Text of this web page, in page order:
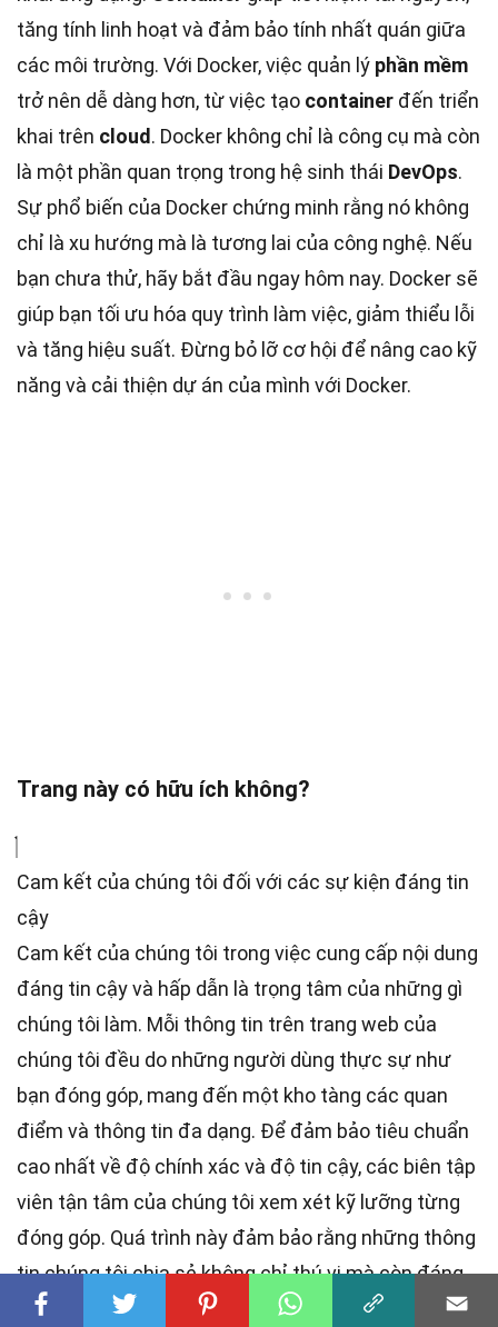
tăng tính linh hoạt và đảm bảo tính nhất quán giữa
các môi trường. Với Docker, việc quản lý phần mềm
trở nên dễ dàng hơn, từ việc tạo container đến triển
khai trên cloud . Docker không chỉ là công cụ mà còn
là một phần quan trọng trong hệ sinh thái DevOps.
Sự phổ biến của Docker chứng minh rằng nó không
chỉ là xu hướng mà là tương lai của công nghệ. Nếu
bạn chưa thử, hãy bắt đầu ngay hôm nay. Docker sẽ
giúp bạn tối ưu hóa quy trình làm việc, giảm thiểu lỗi
và tăng hiệu suất. Đừng bỏ lỡ cơ hội để nâng cao kỹ
năng và cải thiện dự án của mình với Docker.
Trang này có hữu ích không?
Cam kết của chúng tôi đối với các sự kiện đáng tin
cậy
Cam kết của chúng tôi trong việc cung cấp nội dung
đáng tin cậy và hấp dẫn là trọng tâm của những gì
chúng tôi làm. Mỗi thông tin trên trang web của
chúng tôi đều do những người dùng thực sự như
bạn đóng góp, mang đến một kho tàng các quan
điểm và thông tin đa dạng. Để đảm bảo tiêu chuẩn
cao nhất về độ chính xác và độ tin cậy, các biên tập
viên tận tâm của chúng tôi xem xét kỹ lưỡng từng
đóng góp. Quá trình này đảm bảo rằng những thông
tin chúng tôi chia sẻ không chỉ thú vị mà còn đáng
tin cậy. Hãy tin tưởng vào cam kết của chúng tôi về